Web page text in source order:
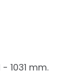
1031 mm.